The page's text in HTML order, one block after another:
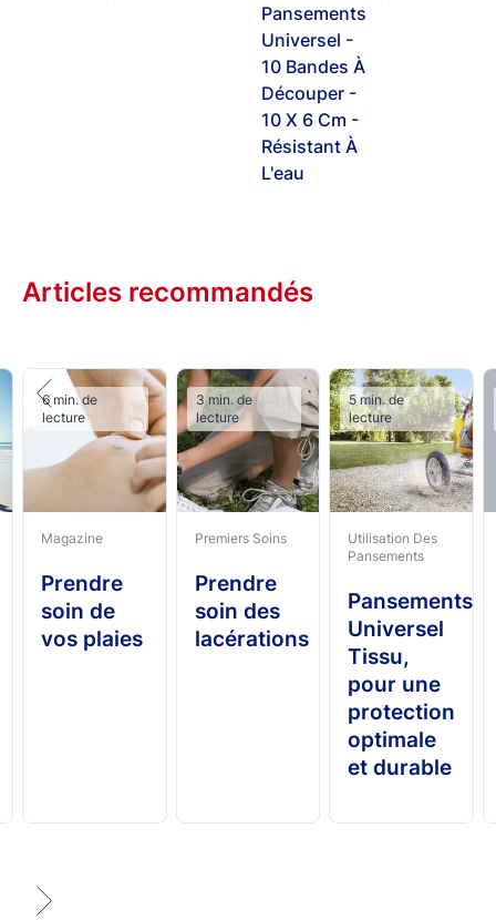
Pansements
Universel -
10 Bandes À
Découper -
10 X 6 Cm -
Résistant À
L'eau
Articles recommandés
Magazine
Prendre
soin de
vos plaies
6 min. de
lecture
Premiers Soins
Prendre
soin des
lacérations
3 min. de
lecture
Utilisation Des
Pansements
Pansements
Universel
Tissu,
pour une
protection
optimale
et durable
5 min. de
lecture